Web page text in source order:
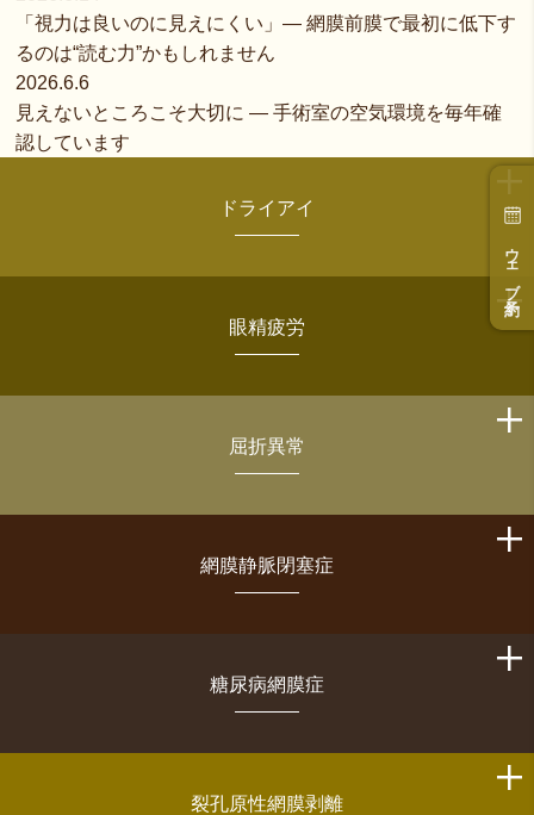
ウェブ予約
「視力は良いのに見えにくい」― 網膜前膜で最初に低下す
るのは“読む力”かもしれません
2026.6.6
見えないところこそ大切に ― 手術室の空気環境を毎年確
認しています
ドライアイ
眼精疲労
屈折異常
網膜静脈閉塞症
糖尿病網膜症
裂孔原性網膜剥離